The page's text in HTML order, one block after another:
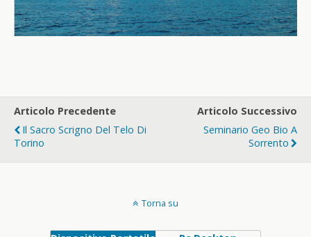
Articolo Precedente
Il Sacro Scrigno Del Telo Di
Torino
Articolo Successivo
Seminario Geo Bio A
Sorrento
Torna su